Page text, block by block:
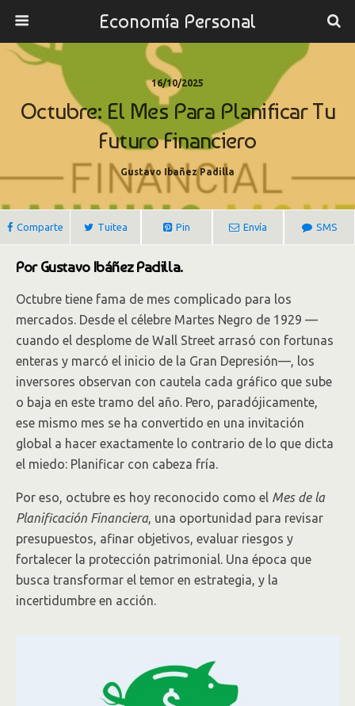
Economía Personal
16/10/2025
Octubre: El Mes Para Planificar Tu
Futuro Financiero
Gustavo Ibañez Padilla
Comparte Tuitea Pin Envía SMS
Por Gustavo Ibáñez Padilla.
Octubre tiene fama de mes complicado para los
mercados. Desde el célebre Martes Negro de 1929 —
cuando el desplome de Wall Street arrasó con fortunas
enteras y marcó el inicio de la Gran Depresión—, los
inversores observan con cautela cada gráfico que sube
o baja en este tramo del año. Pero, paradójicamente,
ese mismo mes se ha convertido en una invitación
global a hacer exactamente lo contrario de lo que dicta
el miedo: Planificar con cabeza fría.
Por eso, octubre es hoy reconocido como el Mes de la
Planificación Financiera, una oportunidad para revisar
presupuestos, afinar objetivos, evaluar riesgos y
fortalecer la protección patrimonial. Una época que
busca transformar el temor en estrategia, y la
incertidumbre en acción.